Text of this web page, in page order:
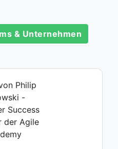
& Unternehmen